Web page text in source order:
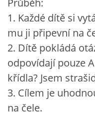
Průběh:
1. Každé dítě si
mu ji připevní na
2. Dítě pokládá
odpovídají pouze
křídla? Jsem
3. Cílem je
na čele.